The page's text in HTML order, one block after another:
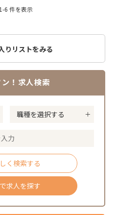
6 件を表示
りリストをみる
！求人検索
く検索する
求人を探す